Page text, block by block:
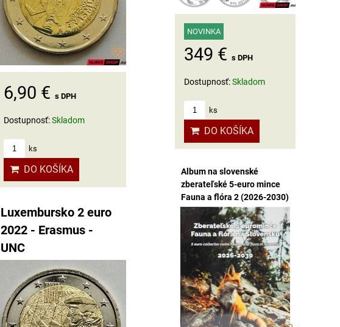
6,90 €s DPH
Dostupnosť:Skladom
ks
DO KOŠÍKA
Luxembursko 2 euro
2022 - Erasmus -
UNC
NOVINKA
349 € s DPH
Dostupnosť:Skladom
ks
DO KOŠÍKA
Album na slovenské
zberateľské 5-euro mince
Fauna a flóra 2 (2026-2030)